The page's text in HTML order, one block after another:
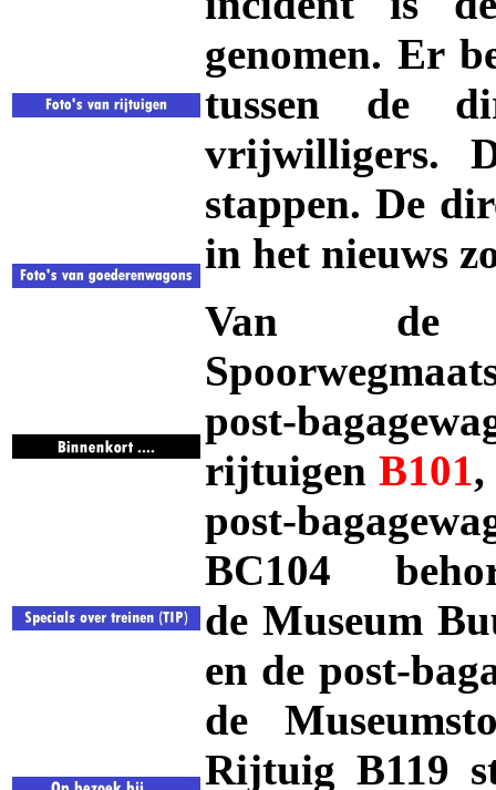
genomen. Er
tussen de
vrijwilligers.
stappen. De
in het nieuws
Van de
post-
rijtuigen B101,
post-
BC104
de Museum
en de post-
de
Rijtuig B119